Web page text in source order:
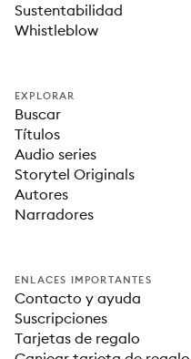
Sustentabilidad
Whistleblow
EXPLORAR
Buscar
Títulos
Audio series
Storytel Originals
Autores
Narradores
ENLACES IMPORTANTES
Contacto y ayuda
Suscripciones
Tarjetas de regalo